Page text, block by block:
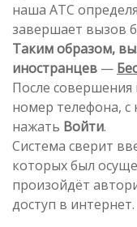
наша АТС
завершает вызов
Таким образом,
иностранцев —
После
номер телефона, с
нажать Войти.
Система сверит
которых был
произойдёт
доступ в интернет.